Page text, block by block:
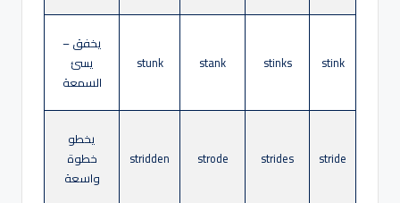
stink
stinks
stank
stunk
يخفق –
يسئ
السمعة
stride
strides
strode
stridden
يخطو
خطوة
واسعة